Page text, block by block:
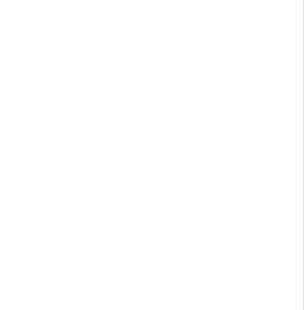
especializada para pres